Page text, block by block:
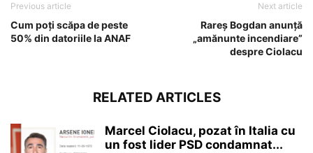
Previous article
Cum poți scăpa de peste
50% din datoriile la ANAF
Next article
Rareş Bogdan anunţă
„amănunte incendiare”
despre Ciolacu
RELATED ARTICLES
Marcel Ciolacu, pozat în Italia cu
un fost lider PSD condamnat...